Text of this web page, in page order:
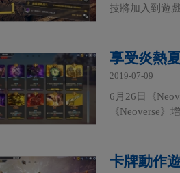
技將加入到遊
享受炎熱
2019-07-09
6月26日《
《Neoverse
卡牌動作